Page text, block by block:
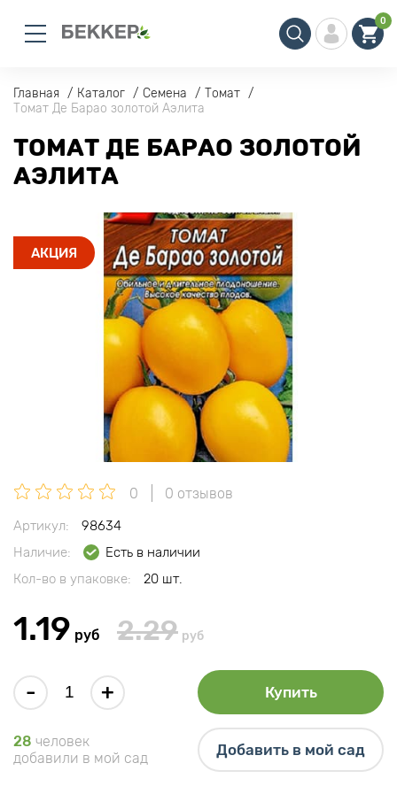
0
Главная Каталог Семена
Томат
Томат Де Барао золотой Аэлита
ТОМАТ ДЕ БАРАО ЗОЛОТОЙ
АЭЛИТА
АКЦИЯ
0 0 отзывов
Артикул:
98634
Наличие:
Есть в наличии
Кол-во в упаковке:
20 шт.
1.19 руб 2.29 руб
- + Купить
28 человек
добавили в мой сад
Добавить в мой сад